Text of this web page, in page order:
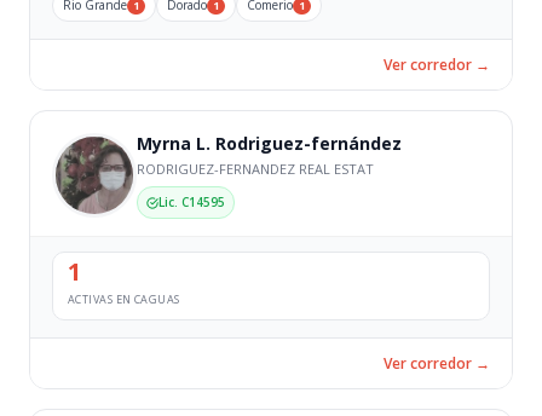
Rio Grande 1 Dorado 1 Comerio 1
Ver corredor →
Myrna L. Rodriguez-fernández
RODRIGUEZ-FERNANDEZ REAL ESTAT
Lic. C14595
1
ACTIVAS EN CAGUAS
Ver corredor →